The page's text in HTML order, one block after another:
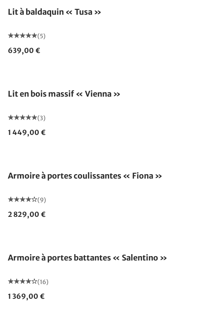
Lit à baldaquin « Tusa »
(5)
639,00 €
Lit en bois massif « Vienna »
(3)
1 449,00 €
Armoire à portes coulissantes « Fiona »
(9)
2 829,00 €
Armoire à portes battantes « Salentino »
(16)
1 369,00 €